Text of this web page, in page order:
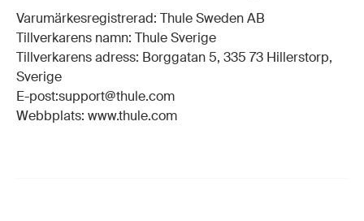
Varumärkesregistrerad: Thule Sweden AB
Tillverkarens namn: Thule Sverige
Tillverkarens adress: Borggatan 5, 335 73 Hillerstorp,
Sverige
E-post:support@thule.com
Webbplats: www.thule.com